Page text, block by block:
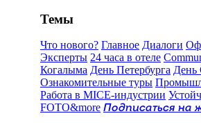
Темы
Что нового? Главное Диалоги
Эксперты 24 часа в отеле
Когалыма День Петербурга День
Ознакомительные туры
Работа в MICE-индустрии
FOTO&more Подписаться на